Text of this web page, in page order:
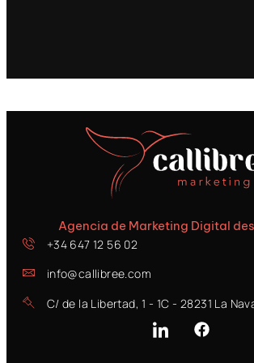
Agencia de Marketing Digital
+34 647 12 56 02
info@callibree.com
C/ de la Libertad, 1 - 1C - 28231 La